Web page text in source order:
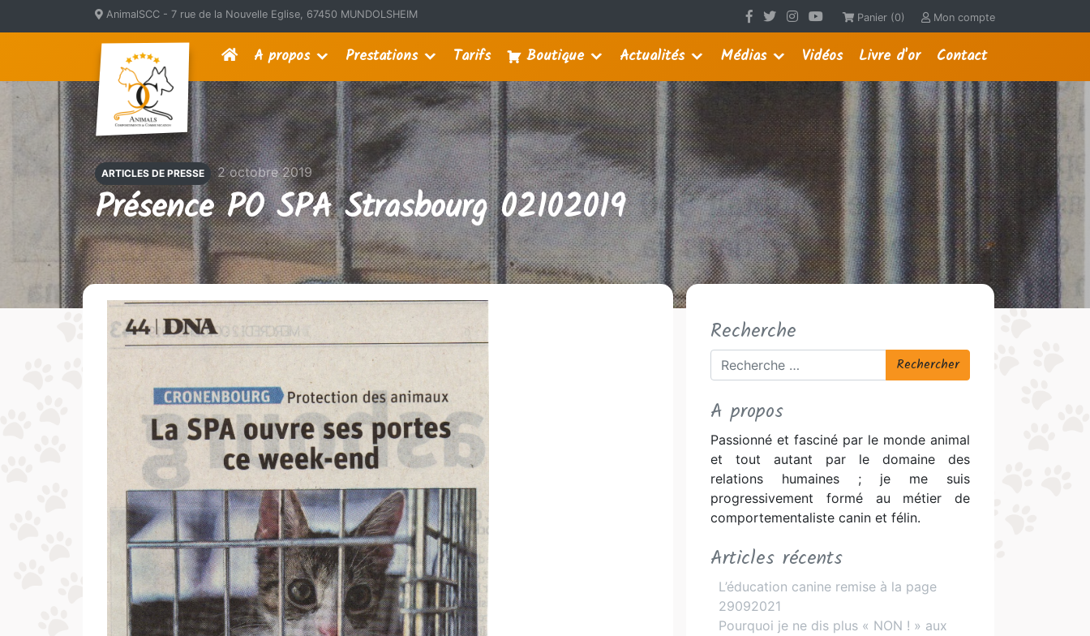
AnimalSCC - 7 rue de la Nouvelle Eglise, 67450 MUNDOLSHEIM Panier (0) Mon compte
A propos Prestations Tarifs Boutique Actualités Médias Vidéos Livre d'or Contact
ARTICLES DE PRESSE 2 octobre 2019
Présence PO SPA Strasbourg 02102019
Recherche
Rechercher
A propos
Passionné et fasciné par le monde animal
et tout autant par le domaine des
relations humaines ; je me suis
progressivement formé au métier de
comportementaliste canin et félin.
Articles récents
L’éducation canine remise à la page
29092021
Pourquoi je ne dis plus « NON ! » aux